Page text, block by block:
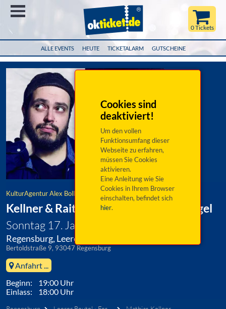
ALLE EVENTS HEUTE TICKETALARM GUTSCHEINE
0 Tickets
Cookies sind
deaktiviert!
Um den vollen
Funktionsumfang dieser
Webseite zu erfahren,
müssen Sie Cookies
aktivieren.
Eine Anleitung wie Sie
Cookies in Ihrem Browser
einschalten, befindet sich
hier.
KulturAgentur Alex Bolland
Kellner & Raith - Zwischen Tür und Angel
Sonntag 17. Januar 2027
Regensburg, Leerer Beutel - Festsaal
Bertoldstraße 9, 93047 Regensburg
Anfahrt ...
Beginn: 19:00 Uhr
Einlass: 18:00 Uhr